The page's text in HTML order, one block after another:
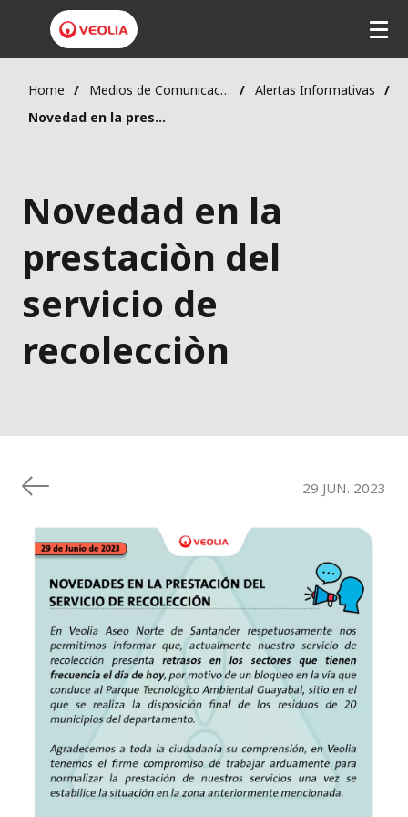
Home Medios de Comunicación
Alertas Informativas
Novedad en la prestaciòn del servicio de recolecciòn
Novedad en la
prestaciòn del
servicio de
recolecciòn
29 JUN. 2023